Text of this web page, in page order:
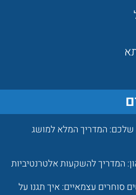
שלכם: המדריך המלא למושג
המדריך להשקעות אלטרנטיביות
סוחרים עצמאיים: איך תגנו על